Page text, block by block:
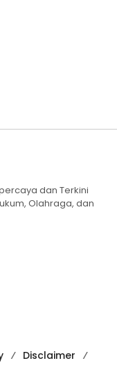
dan Terkini
Olahraga, dan
Disclaimer